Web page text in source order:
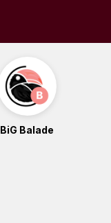
BiG Balade